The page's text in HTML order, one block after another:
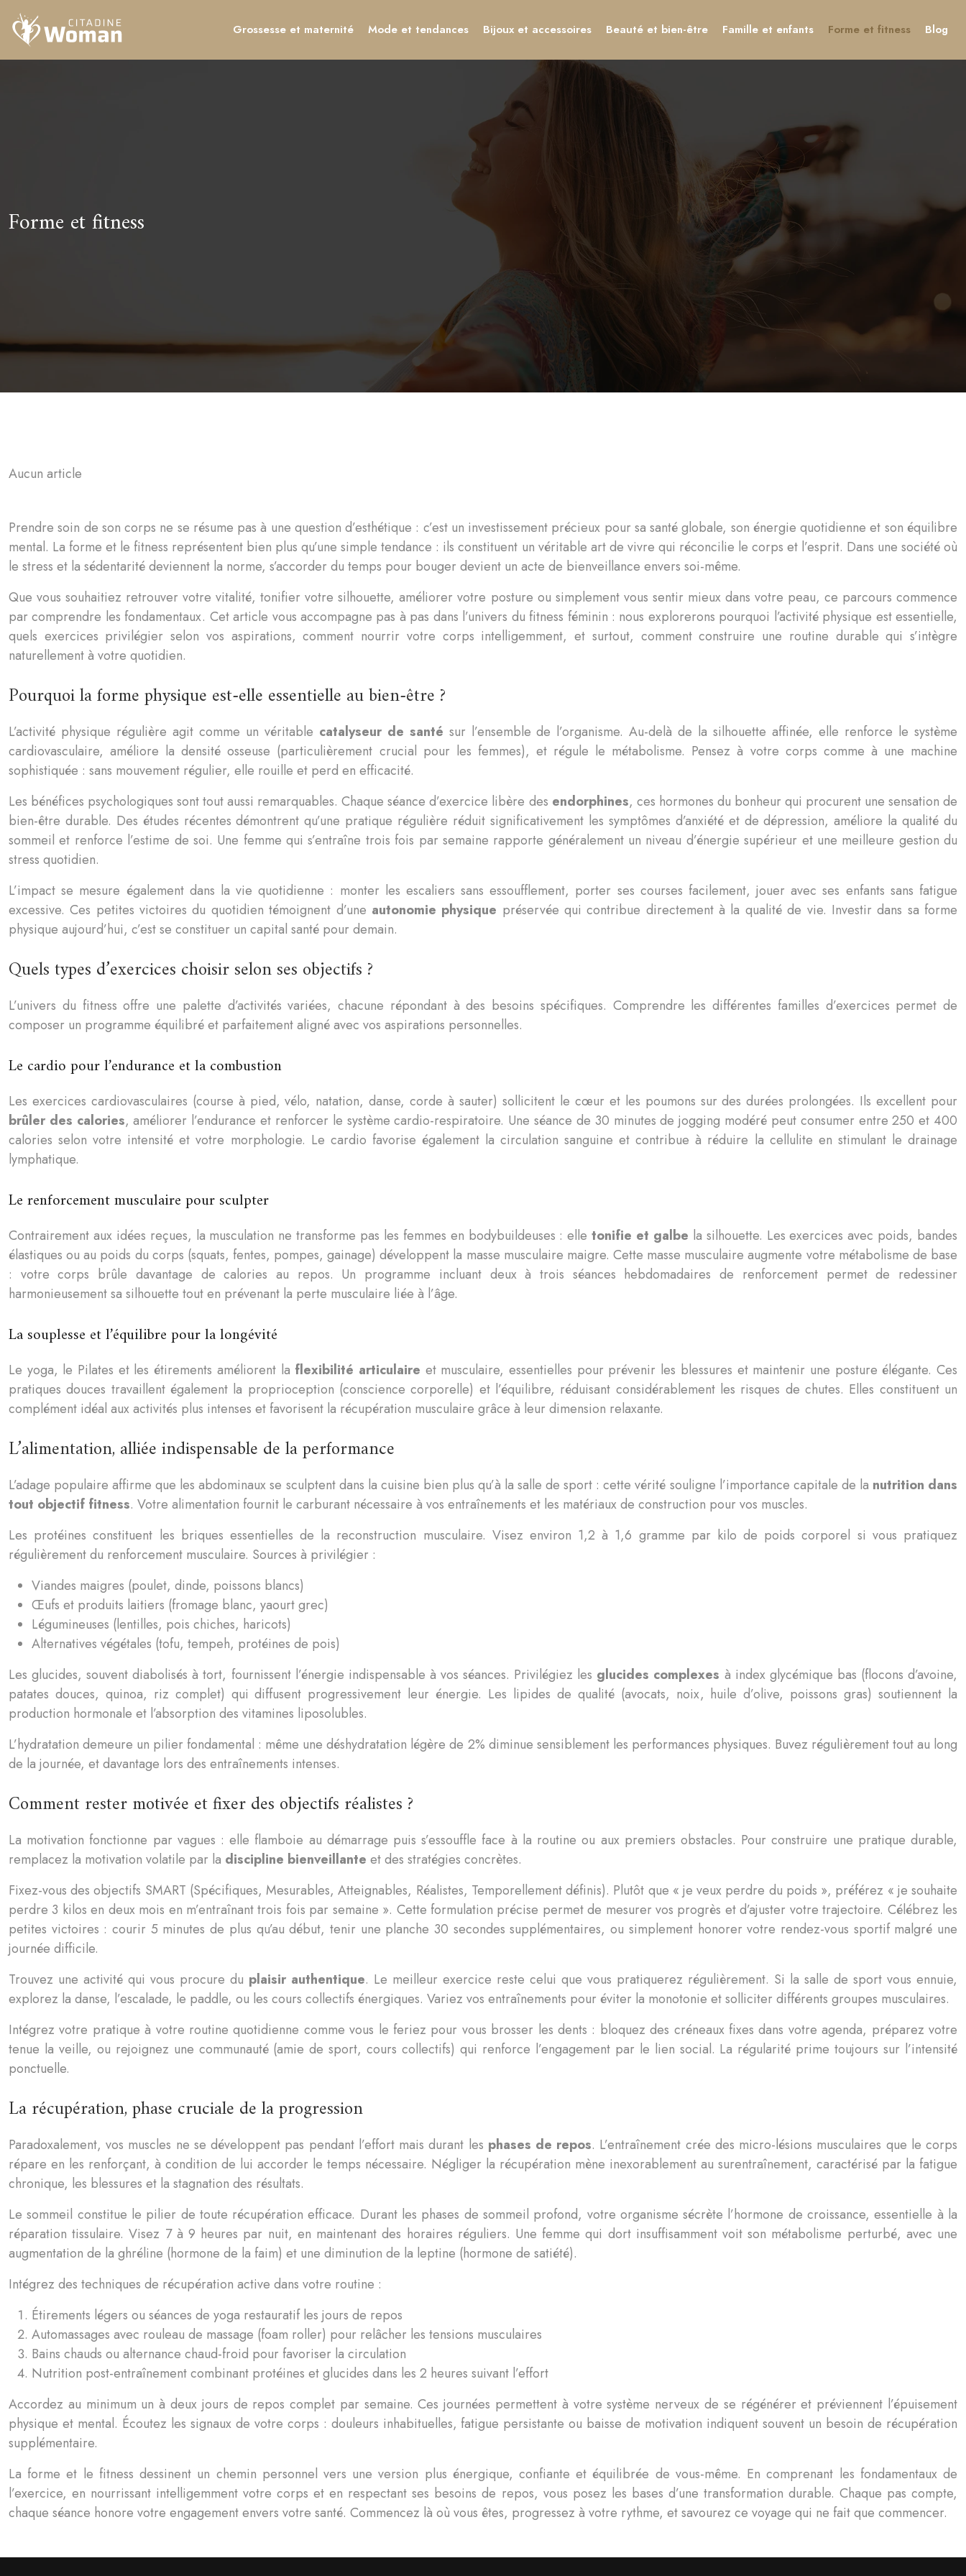
Grossesse et maternité Mode et tendances Bijoux et accessoires Beauté et bien-être Famille et enfants Forme et fitness Blog
Forme et fitness
Aucun article
Prendre soin de son corps ne se résume pas à une question d’esthétique : c’est un investissement précieux pour sa santé globale, son énergie quotidienne et son équilibre
mental. La forme et le fitness représentent bien plus qu’une simple tendance : ils constituent un véritable art de vivre qui réconcilie le corps et l’esprit. Dans une société où
le stress et la sédentarité deviennent la norme, s’accorder du temps pour bouger devient un acte de bienveillance envers soi-même.
Que vous souhaitiez retrouver votre vitalité, tonifier votre silhouette, améliorer votre posture ou simplement vous sentir mieux dans votre peau, ce parcours commence
par comprendre les fondamentaux. Cet article vous accompagne pas à pas dans l’univers du fitness féminin : nous explorerons pourquoi l’activité physique est essentielle,
quels exercices privilégier selon vos aspirations, comment nourrir votre corps intelligemment, et surtout, comment construire une routine durable qui s’intègre
naturellement à votre quotidien.
Pourquoi la forme physique est-elle essentielle au bien-être ?
L’activité physique régulière agit comme un véritable catalyseur de santé sur l’ensemble de l’organisme. Au-delà de la silhouette affinée, elle renforce le système
cardiovasculaire, améliore la densité osseuse (particulièrement crucial pour les femmes), et régule le métabolisme. Pensez à votre corps comme à une machine
sophistiquée : sans mouvement régulier, elle rouille et perd en efficacité.
Les bénéfices psychologiques sont tout aussi remarquables. Chaque séance d’exercice libère des endorphines, ces hormones du bonheur qui procurent une sensation de
bien-être durable. Des études récentes démontrent qu’une pratique régulière réduit significativement les symptômes d’anxiété et de dépression, améliore la qualité du
sommeil et renforce l’estime de soi. Une femme qui s’entraîne trois fois par semaine rapporte généralement un niveau d’énergie supérieur et une meilleure gestion du
stress quotidien.
L’impact se mesure également dans la vie quotidienne : monter les escaliers sans essoufflement, porter ses courses facilement, jouer avec ses enfants sans fatigue
excessive. Ces petites victoires du quotidien témoignent d’une autonomie physique préservée qui contribue directement à la qualité de vie. Investir dans sa forme
physique aujourd’hui, c’est se constituer un capital santé pour demain.
Quels types d’exercices choisir selon ses objectifs ?
L’univers du fitness offre une palette d’activités variées, chacune répondant à des besoins spécifiques. Comprendre les différentes familles d’exercices permet de
composer un programme équilibré et parfaitement aligné avec vos aspirations personnelles.
Le cardio pour l’endurance et la combustion
Les exercices cardiovasculaires (course à pied, vélo, natation, danse, corde à sauter) sollicitent le cœur et les poumons sur des durées prolongées. Ils excellent pour
brûler des calories, améliorer l’endurance et renforcer le système cardio-respiratoire. Une séance de 30 minutes de jogging modéré peut consumer entre 250 et 400
calories selon votre intensité et votre morphologie. Le cardio favorise également la circulation sanguine et contribue à réduire la cellulite en stimulant le drainage
lymphatique.
Le renforcement musculaire pour sculpter
Contrairement aux idées reçues, la musculation ne transforme pas les femmes en bodybuildeuses : elletonifie et galbe la silhouette. Les exercices avec poids, bandes
élastiques ou au poids du corps (squats, fentes, pompes, gainage) développent la masse musculaire maigre. Cette masse musculaire augmente votre métabolisme de base
: votre corps brûle davantage de calories au repos. Un programme incluant deux à trois séances hebdomadaires de renforcement permet de redessiner
harmonieusement sa silhouette tout en prévenant la perte musculaire liée à l’âge.
La souplesse et l’équilibre pour la longévité
Le yoga, le Pilates et les étirements améliorent la flexibilité articulaire et musculaire, essentielles pour prévenir les blessures et maintenir une posture élégante. Ces
pratiques douces travaillent également la proprioception (conscience corporelle) et l’équilibre, réduisant considérablement les risques de chutes. Elles constituent un
complément idéal aux activités plus intenses et favorisent la récupération musculaire grâce à leur dimension relaxante.
L’alimentation, alliée indispensable de la performance
L’adage populaire affirme que les abdominaux se sculptent dans la cuisine bien plus qu’à la salle de sport : cette vérité souligne l’importance capitale de la nutrition dans
tout objectif fitness. Votre alimentation fournit le carburant nécessaire à vos entraînements et les matériaux de construction pour vos muscles.
Les protéines constituent les briques essentielles de la reconstruction musculaire. Visez environ 1,2 à 1,6 gramme par kilo de poids corporel si vous pratiquez
régulièrement du renforcement musculaire. Sources à privilégier :
Viandes maigres (poulet, dinde, poissons blancs)
Œufs et produits laitiers (fromage blanc, yaourt grec)
Légumineuses (lentilles, pois chiches, haricots)
Alternatives végétales (tofu, tempeh, protéines de pois)
Les glucides, souvent diabolisés à tort, fournissent l’énergie indispensable à vos séances. Privilégiez les glucides complexes à index glycémique bas (flocons d’avoine,
patates douces, quinoa, riz complet) qui diffusent progressivement leur énergie. Les lipides de qualité (avocats, noix, huile d’olive, poissons gras) soutiennent la
production hormonale et l’absorption des vitamines liposolubles.
L’hydratation demeure un pilier fondamental : même une déshydratation légère de 2% diminue sensiblement les performances physiques. Buvez régulièrement tout au long
de la journée, et davantage lors des entraînements intenses.
Comment rester motivée et fixer des objectifs réalistes ?
La motivation fonctionne par vagues : elle flamboie au démarrage puis s’essouffle face à la routine ou aux premiers obstacles. Pour construire une pratique durable,
remplacez la motivation volatile par la discipline bienveillante et des stratégies concrètes.
Fixez-vous des objectifs SMART (Spécifiques, Mesurables, Atteignables, Réalistes, Temporellement définis). Plutôt que « je veux perdre du poids », préférez « je souhaite
perdre 3 kilos en deux mois en m’entraînant trois fois par semaine ». Cette formulation précise permet de mesurer vos progrès et d’ajuster votre trajectoire. Célébrez les
petites victoires : courir 5 minutes de plus qu’au début, tenir une planche 30 secondes supplémentaires, ou simplement honorer votre rendez-vous sportif malgré une
journée difficile.
Trouvez une activité qui vous procure du plaisir authentique. Le meilleur exercice reste celui que vous pratiquerez régulièrement. Si la salle de sport vous ennuie,
explorez la danse, l’escalade, le paddle, ou les cours collectifs énergiques. Variez vos entraînements pour éviter la monotonie et solliciter différents groupes musculaires.
Intégrez votre pratique à votre routine quotidienne comme vous le feriez pour vous brosser les dents : bloquez des créneaux fixes dans votre agenda, préparez votre
tenue la veille, ou rejoignez une communauté (amie de sport, cours collectifs) qui renforce l’engagement par le lien social. La régularité prime toujours sur l’intensité
ponctuelle.
La récupération, phase cruciale de la progression
Paradoxalement, vos muscles ne se développent pas pendant l’effort mais durant les phases de repos. L’entraînement crée des micro-lésions musculaires que le corps
répare en les renforçant, à condition de lui accorder le temps nécessaire. Négliger la récupération mène inexorablement au surentraînement, caractérisé par la fatigue
chronique, les blessures et la stagnation des résultats.
Le sommeil constitue le pilier de toute récupération efficace. Durant les phases de sommeil profond, votre organisme sécrète l’hormone de croissance, essentielle à la
réparation tissulaire. Visez 7 à 9 heures par nuit, en maintenant des horaires réguliers. Une femme qui dort insuffisamment voit son métabolisme perturbé, avec une
augmentation de la ghréline (hormone de la faim) et une diminution de la leptine (hormone de satiété).
Intégrez des techniques de récupération active dans votre routine :
Étirements légers ou séances de yoga restauratif les jours de repos
Automassages avec rouleau de massage (foam roller) pour relâcher les tensions musculaires
Bains chauds ou alternance chaud-froid pour favoriser la circulation
Nutrition post-entraînement combinant protéines et glucides dans les 2 heures suivant l’effort
Accordez au minimum un à deux jours de repos complet par semaine. Ces journées permettent à votre système nerveux de se régénérer et préviennent l’épuisement
physique et mental. Écoutez les signaux de votre corps : douleurs inhabituelles, fatigue persistante ou baisse de motivation indiquent souvent un besoin de récupération
supplémentaire.
La forme et le fitness dessinent un chemin personnel vers une version plus énergique, confiante et équilibrée de vous-même. En comprenant les fondamentaux de
l’exercice, en nourrissant intelligemment votre corps et en respectant ses besoins de repos, vous posez les bases d’une transformation durable. Chaque pas compte,
chaque séance honore votre engagement envers votre santé. Commencez là où vous êtes, progressez à votre rythme, et savourez ce voyage qui ne fait que commencer.